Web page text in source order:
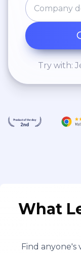
Try with:
What
Find anyone's